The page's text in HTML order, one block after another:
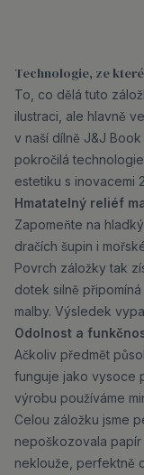
Technologie, ze
To, co dělá tuto
ilustraci, ale hlavně
v naší dílně J&J
pokročilá
estetiku s inovacemi
Hmatatelný reliéf
Zapomeňte na
dračích šupin i
Povrch záložky tak
dotek silně
malby. Výsledek
Odolnost a
Ačkoliv předmět
funguje jako vysoce
výrobu používáme
Celou záložku jsme
nepoškozovala papír
neklouže, perfektně